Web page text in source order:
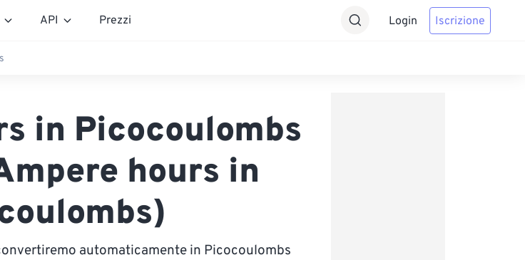
API Prezzi Login Iscrizione
in Picocoulombs
hours in
automaticamente in Picocoulombs